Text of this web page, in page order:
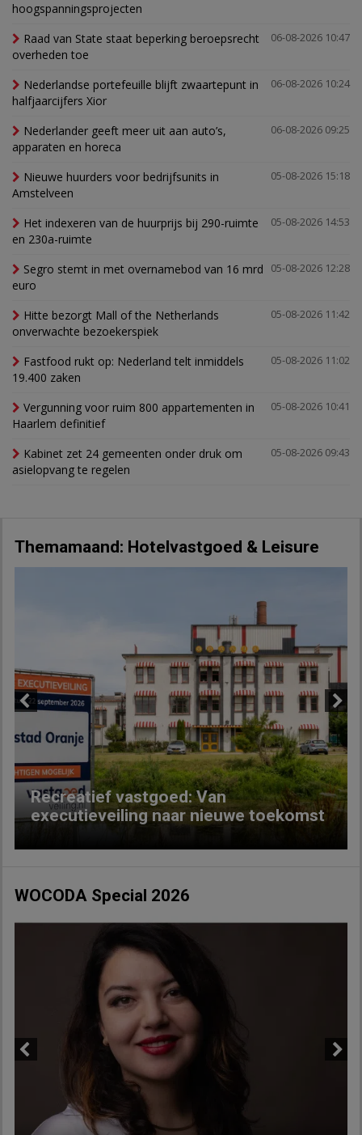
hoogspanningsprojecten
06-08-2026 10:47
Raad van State staat beperking beroepsrecht
overheden toe
06-08-2026 10:24
Nederlandse portefeuille blijft zwaartepunt in
halfjaarcijfers Xior
06-08-2026 09:25
Nederlander geeft meer uit aan auto’s,
apparaten en horeca
05-08-2026 15:18
Nieuwe huurders voor bedrijfsunits in
Amstelveen
05-08-2026 14:53
Het indexeren van de huurprijs bij 290-ruimte
en 230a-ruimte
05-08-2026 12:28
Segro stemt in met overnamebod van 16 mrd
euro
05-08-2026 11:42
Hitte bezorgt Mall of the Netherlands
onverwachte bezoekerspiek
05-08-2026 11:02
Fastfood rukt op: Nederland telt inmiddels
19.400 zaken
05-08-2026 10:41
Vergunning voor ruim 800 appartementen in
Haarlem definitief
05-08-2026 09:43
Kabinet zet 24 gemeenten onder druk om
asielopvang te regelen
Themamaand: Hotelvastgoed & Leisure
Recreatief vastgoed: Van
executieveiling naar nieuwe toekomst
Next
WOCODA Special 2026